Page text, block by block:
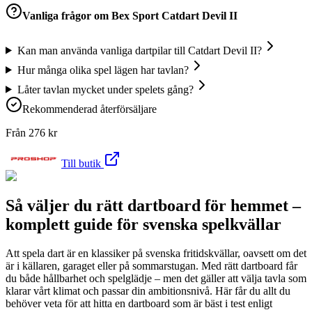
Vanliga frågor om Bex Sport Catdart Devil II
Kan man använda vanliga dartpilar till Catdart Devil II?
Hur många olika spel lägen har tavlan?
Låter tavlan mycket under spelets gång?
Rekommenderad återförsäljare
Från 276 kr
Till butik
Så väljer du rätt dartboard för hemmet –
komplett guide för svenska spelkvällar
Att spela dart är en klassiker på svenska fritidskvällar, oavsett om det
är i källaren, garaget eller på sommarstugan. Med rätt dartboard får
du både hållbarhet och spelglädje – men det gäller att välja tavla som
klarar vårt klimat och passar din ambitionsnivå. Här får du allt du
behöver veta för att hitta en dartboard som är bäst i test enligt